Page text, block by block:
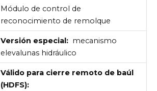
Módulo de control de
reconocimiento de remolque
Versión especial: mecanismo
elevalunas hidráulico
Válido para cierre remoto de baúl
(HDFS):